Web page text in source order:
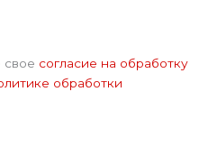
свое согласие на обработку
обработки